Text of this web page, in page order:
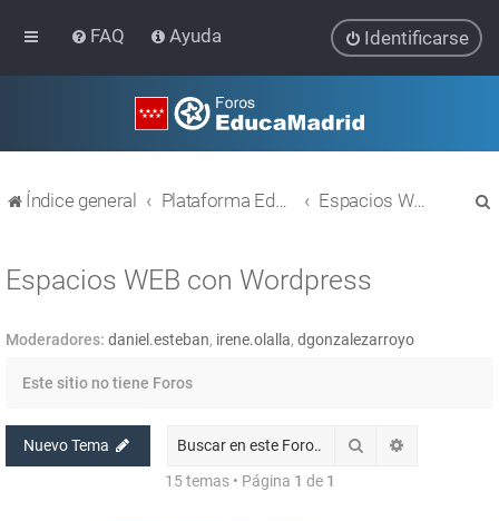
FAQ Ayuda Identificarse
Índice general Plataforma Educativa EducaMadrid Espacios WEB con Wordpress
Espacios WEB con Wordpress
Moderadores: daniel.esteban, irene.olalla, dgonzalezarroyo
Este sitio no tiene Foros
Nuevo Tema Buscar
15 temas • Página 1 de 1